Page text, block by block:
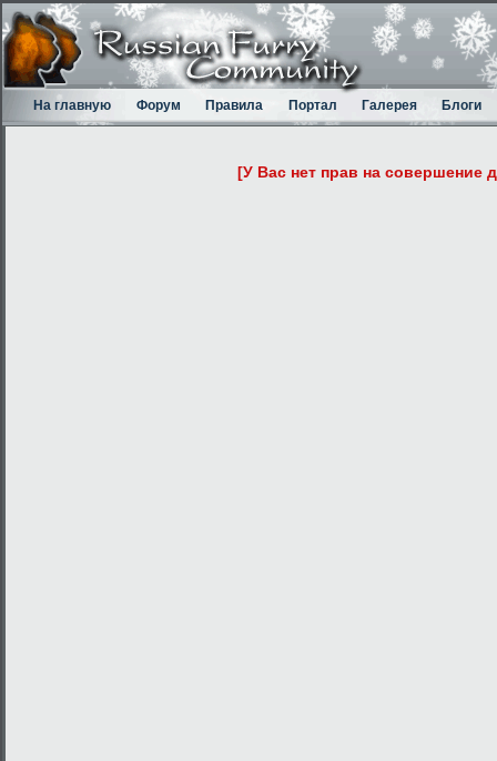
На главную Форум Правила Портал Галерея Блоги
[У Вас нет прав на совершение